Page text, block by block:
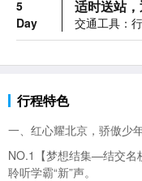
5
Day
适时送站
交通工具：
行程特色
一、红心耀北京，骄傲少
NO.1【梦想结集—结交名
聆听学霸“新”声。